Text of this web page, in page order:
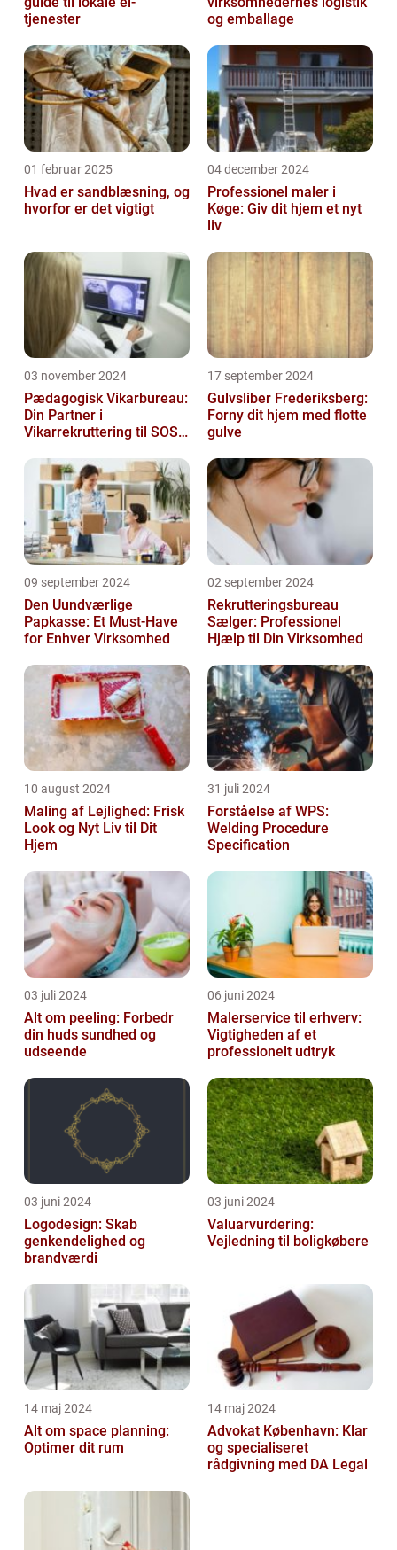
tjenester
og emballage
01 februar 2025
Hvad er sandblæsning, og
hvorfor er det vigtigt
04 december 2024
Professionel maler i
Køge: Giv dit hjem et nyt
liv
03 november 2024
Pædagogisk Vikarbureau:
Din Partner i
Vikarrekruttering til SOSU
17 september 2024
Gulvsliber Frederiksberg:
Forny dit hjem med flotte
gulve
09 september 2024
Den Uundværlige
Papkasse: Et Must-Have
for Enhver Virksomhed
02 september 2024
Rekrutteringsbureau
Sælger: Professionel
Hjælp til Din Virksomhed
10 august 2024
Maling af Lejlighed: Frisk
Look og Nyt Liv til Dit
Hjem
31 juli 2024
Forståelse af WPS:
Welding Procedure
Specification
03 juli 2024
Alt om peeling: Forbedr
din huds sundhed og
udseende
06 juni 2024
Malerservice til erhverv:
Vigtigheden af et
professionelt udtryk
03 juni 2024
Logodesign: Skab
genkendelighed og
brandværdi
03 juni 2024
Valuarvurdering:
Vejledning til boligkøbere
14 maj 2024
Alt om space planning:
Optimer dit rum
14 maj 2024
Advokat København: Klar
og specialiseret
rådgivning med DA Legal